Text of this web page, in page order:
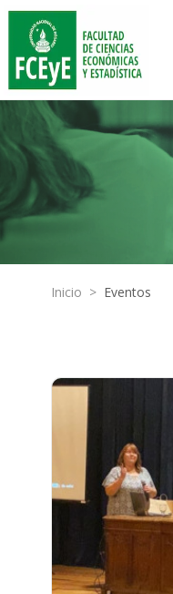
Inicio > Eventos